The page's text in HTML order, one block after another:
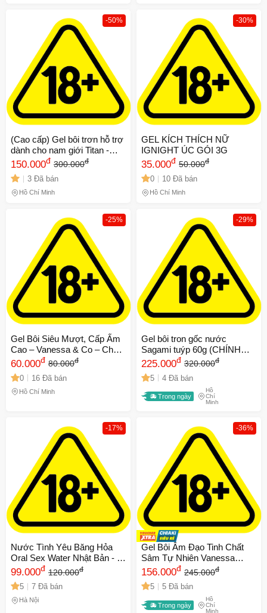
-50%
(Cao cấp) Gel bôi trơn hỗ trợ
dành cho nam giới Titan -
Chai 50ml Chính hãng
150.000đ 300.000đ
3 Đã bán
Hồ Chí Minh
-30%
GEL KÍCH THÍCH NỮ
IGNIGHT ÚC GÓI 3G
35.000đ 50.000đ
0 10 Đã bán
Hồ Chí Minh
-25%
Gel Bôi Siêu Mượt, Cấp Ẩm
Cao – Vanessa & Co – Chai
200ml
60.000đ 80.000đ
0 16 Đã bán
Hồ Chí Minh
-29%
Gel bôi tron gốc nước
Sagami tuýp 60g (CHÍNH
HÃNG)
225.000đ 320.000đ
5 4 Đã bán
Trong ngày
Hồ
Chí
Minh
-17%
Nước Tình Yêu Băng Hỏa
Oral Sex Water Nhật Bản - 4
gói
99.000đ 120.000đ
5 7 Đã bán
Hà Nội
-36%
Gel Bôi Âm Đạo Tinh Chất
Sâm Tự Nhiên Vanessa
200ml - Bôi Trơn
156.000đ 245.000đ
5 5 Đã bán
Trong ngày
Hồ
Chí
Minh